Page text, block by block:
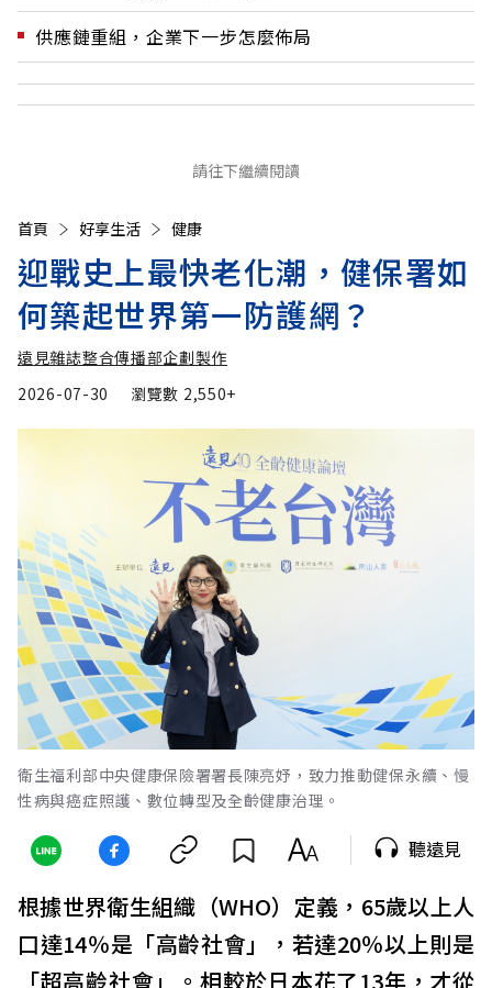
供應鏈重組，企業下一步怎麼佈局
請往下繼續閱讀
首頁 好享生活 健康
迎戰史上最快老化潮，健保署如
何築起世界第一防護網？
遠見雜誌整合傳播部企劃製作
2026-07-30
瀏覽數 2,550+
衛生福利部中央健康保險署署長陳亮妤，致力推動健保永續、慢
性病與癌症照護、數位轉型及全齡健康治理。
聽遠見
根據世界衛生組織（WHO）定義，65歲以上人
口達14％是「高齡社會」，若達20％以上則是
「超高齡社會」。相較於日本花了13年，才從